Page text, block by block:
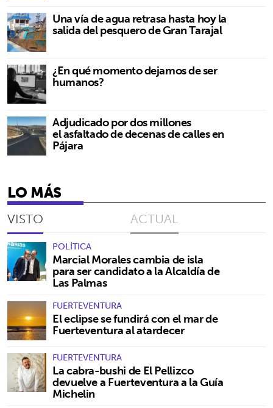
Una vía de agua retrasa hasta hoy la
salida del pesquero de Gran Tarajal
¿En qué momento dejamos de ser
humanos?
Adjudicado por dos millones
el asfaltado de decenas de calles en
Pájara
LO MÁS
VISTO ACTUAL
POLÍTICA
Marcial Morales cambia de isla
para ser candidato a la Alcaldía de
Las Palmas
FUERTEVENTURA
El eclipse se fundirá con el mar de
Fuerteventura al atardecer
FUERTEVENTURA
La cabra-bushi de El Pellizco
devuelve a Fuerteventura a la Guía
Michelin